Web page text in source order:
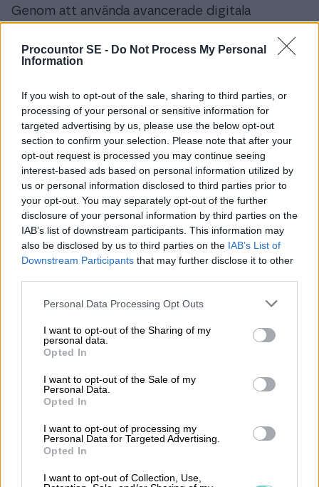
Procountor SE - Do Not Process My Personal
Information
If you wish to opt-out of the sale, sharing to third parties, or
processing of your personal or sensitive information for
targeted advertising by us, please use the below opt-out
section to confirm your selection. Please note that after your
opt-out request is processed you may continue seeing
interest-based ads based on personal information utilized by
us or personal information disclosed to third parties prior to
your opt-out. You may separately opt-out of the further
disclosure of your personal information by third parties on the
IAB’s list of downstream participants. This information may
also be disclosed by us to third parties on the IAB’s List of
Downstream Participants that may further disclose it to other
Please note that this website/app uses one or more Google
not limited to your visit or usage behaviour. You may click to
grant or deny consent to Google and its third-party tags to
use your data for below specified purposes in below Google
consent section.
Personal Data Processing Opt Outs
I want to opt-out of the Sharing of my
personal data.
Opted In
I want to opt-out of the Sale of my
Personal Data.
Opted In
I want to opt-out of processing my
Personal Data for Targeted Advertising.
Opted In
I want to opt-out of Collection, Use,
Genom att använda avancerade digitala
följer lagen, utan också effektivisera sina
ekonomiska processer. Detta frigör värdefull tid
kärnverksamheten istället för administrativa
uppgifter. Dessutom kan en digital lösning bidra
till att minska risken för mänskliga fel, vilket är
särskilt viktigt när det gäller den finansiella
rapporteringen.
Praktiska tips för att följa
Årsredovisningslagen
För att effektivt följa Årsredovisningslagen är
det viktigt att ha ett robust system för
säkerställa att all finansiell information är
korrekt och uppdaterad. Detta kan uppnås
genom regelbunden övervakning och kontroll av
de ekonomiska transaktionerna.
Det är också viktigt att utbilda och hålla
personalen informerad om de senaste